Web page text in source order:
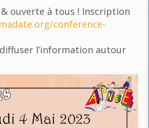
ouverte à tous ! Inscription
conference-
diffuser l’information autour